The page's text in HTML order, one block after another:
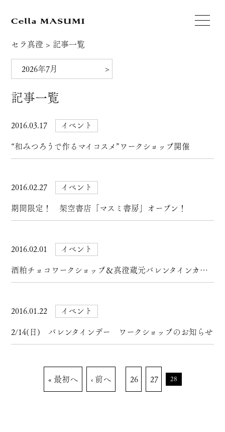
セラ真澄 > 記事一覧
記事一覧
2016.03.17 イベント
“和みつろうで作るマイコスメ”ワークショップ開催
2016.02.27 イベント
期間限定！ 架空書店「マスミ書房」オープン！
2016.02.01 イベント
酒粕チョコワークショップ＆真澄蔵元バレンタインカフェ開催！
2016.01.22 イベント
2/14(日) バレンタインデー ワークショップのお知らせ
« 最初へ ‹ 前へ 26 27 28